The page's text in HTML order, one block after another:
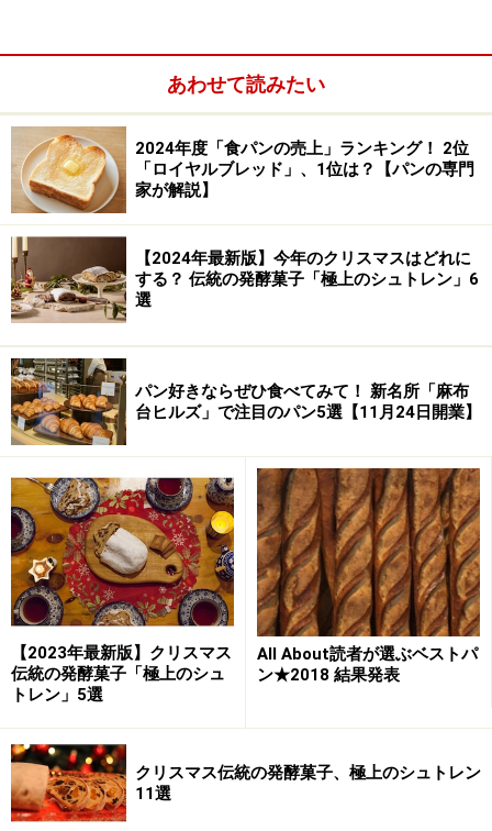
2位は山崎製パンの「ロイヤルブレッド 6枚」 ※画像出典：
山崎製パン 公式Webサイト
2位は山崎製パンの「ロイヤルブレッド 6枚」。良質な小
麦粉とバターを使用し、小麦本来の味や香り、バターの
豊かな風味が特徴の、トーストせずにそのまま食べても
おいしい食パンです。4、5、6、8、10枚切りとさまざま
な厚さをそろえ、2025年1月1日には独自の新規技術を投
入し、さらにおいしい味わいへリニューアルしました。
1位：超熟 食パン 6枚
1位は敷島製パン（Pasco）の「超熟 食パン 6枚」 ※画像出
典：敷島製パン（Pasco） 公式Webサイト
あわせて読みたい
2024年度「食パンの売上」ランキング！ 2位
「ロイヤルブレッド」、1位は？【パンの専門
家が解説】
【2024年最新版】今年のクリスマスはどれに
する？ 伝統の発酵菓子「極上のシュトレン」6
選
パン好きならぜひ食べてみて！ 新名所「麻布
台ヒルズ」で注目のパン5選【11月24日開業】
【2023年最新版】クリスマス
伝統の発酵菓子「極上のシュ
トレン」5選
All About読者が選ぶベストパ
ン★2018 結果発表
クリスマス伝統の発酵菓子、極上のシュトレン
11選